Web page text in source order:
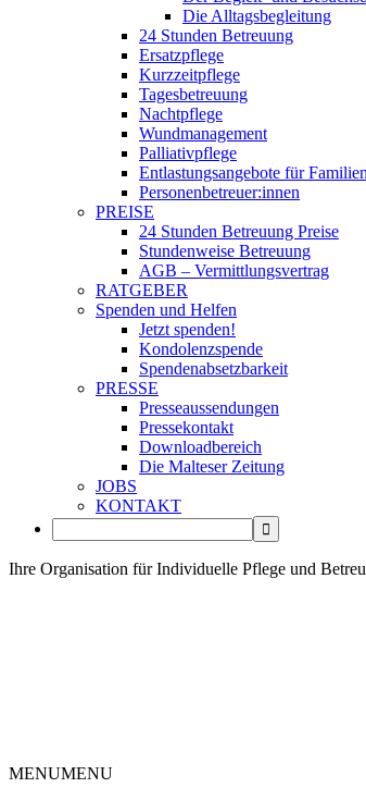
Die Alltagsbegleitung
24 Stunden Betreuung
Ersatzpflege
Kurzzeitpflege
Tagesbetreuung
Nachtpflege
Wundmanagement
Palliativpflege
Entlastungsangebote für Familien
Personenbetreuer:innen
PREISE
24 Stunden Betreuung Preise
Stundenweise Betreuung
AGB – Vermittlungsvertrag
RATGEBER
Spenden und Helfen
Jetzt spenden!
Kondolenzspende
Spendenabsetzbarkeit
PRESSE
Presseaussendungen
Pressekontakt
Downloadbereich
Die Malteser Zeitung
JOBS
KONTAKT
Ihre Organisation für Individuelle Pflege und
MENUMENU